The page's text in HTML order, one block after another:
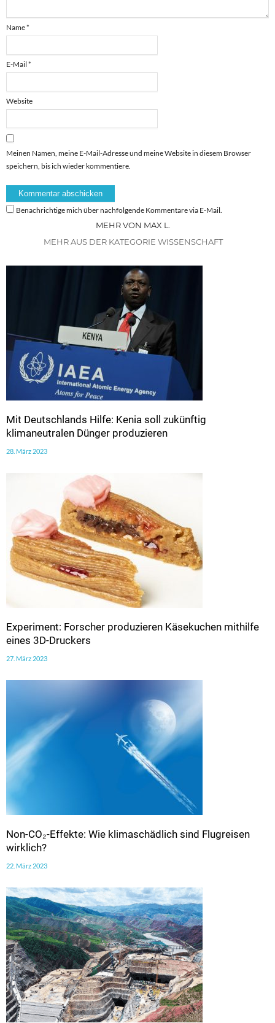
Name*
E-Mail *
Website
Meinen Namen, meine E-Mail-Adresse und meine Website in diesem Browser
speichern, bis ich wieder kommentiere.
Benachrichtige mich über nachfolgende Kommentare via E-Mail.
MEHR VON MAX L.
MEHR AUS DER KATEGORIE WISSENSCHAFT
Mit Deutschlands Hilfe: Kenia soll zukünftig
klimaneutralen Dünger produzieren
28. März 2023
Experiment: Forscher produzieren Käsekuchen mithilfe
eines 3D-Druckers
27. März 2023
Non-CO₂-Effekte: Wie klimaschädlich sind Flugreisen
wirklich?
22. März 2023